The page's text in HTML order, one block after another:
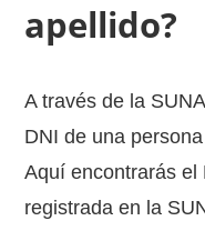
apellido?
A través de la
DNI de una
Aquí encontrarás el
registrada en la